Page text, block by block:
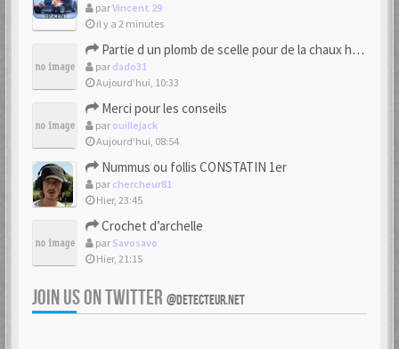
parVincent 29
il y a 2 minutes
Partie d un plomb de scelle pour de la chaux hydraulique
par dado31
Aujourd’hui, 10:33
Merci pour les conseils
par ouillejack
Aujourd’hui, 08:54
Nummus ou follis CONSTATIN 1er
par chercheur81
Hier, 23:45
Crochet d’archelle
par Savosavo
Hier, 21:15
JOIN US ON TWITTER @DETECTEUR.NET